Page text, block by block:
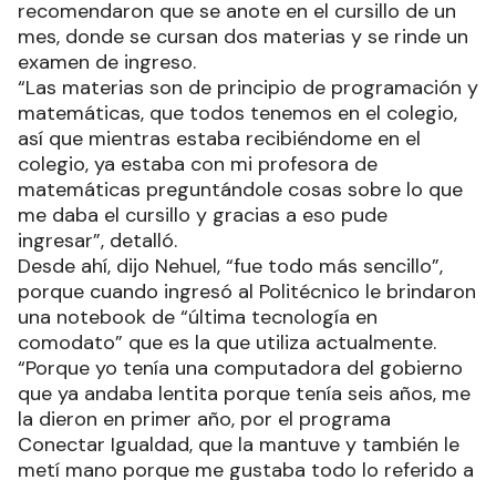
recomendaron que se anote en el cursillo de un
mes, donde se cursan dos materias y se rinde un
examen de ingreso.
“Las materias son de principio de programación y
matemáticas, que todos tenemos en el colegio,
así que mientras estaba recibiéndome en el
colegio, ya estaba con mi profesora de
matemáticas preguntándole cosas sobre lo que
me daba el cursillo y gracias a eso pude
ingresar”, detalló.
Desde ahí, dijo Nehuel, “fue todo más sencillo”,
porque cuando ingresó al Politécnico le brindaron
una notebook de “última tecnología en
comodato” que es la que utiliza actualmente.
“Porque yo tenía una computadora del gobierno
que ya andaba lentita porque tenía seis años, me
la dieron en primer año, por el programa
Conectar Igualdad, que la mantuve y también le
metí mano porque me gustaba todo lo referido a